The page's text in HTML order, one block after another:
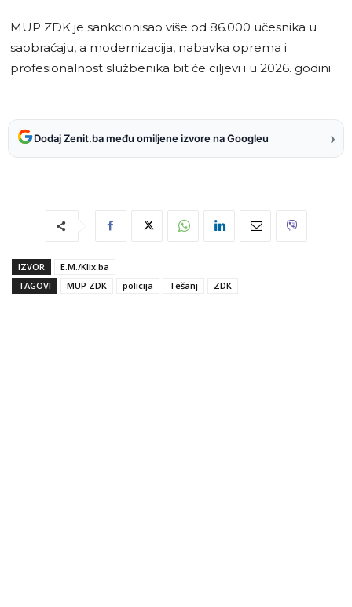
MUP ZDK je sankcionisao više od 86.000 učesnika u
saobraćaju, a modernizacija, nabavka oprema i
profesionalnost službenika bit će ciljevi i u 2026. godini.
Dodaj Zenit.ba među omiljene izvore na Googleu ›
IZVOR
E.M./Klix.ba
TAGOVI
MUP ZDK policija Tešanj ZDK